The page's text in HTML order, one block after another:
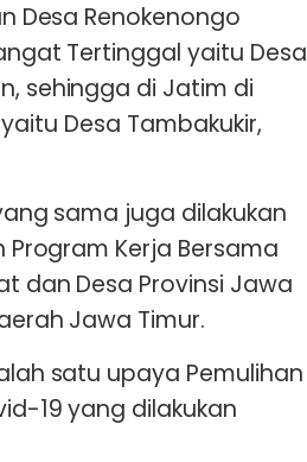
Desa Renokenongo
Tertinggal yaitu Desa
sehingga di Jatim di
Desa Tambakukir,
sama juga dilakukan
Kerja Bersama
dan Desa Provinsi Jawa
Jawa Timur.
satu upaya Pemulihan
19 yang dilakukan